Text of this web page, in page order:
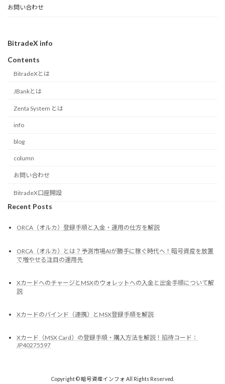
お問い合わせ
BitradeX info
Contents
BitradeXとは
JBankとは
Zenta System とは
info
blog
column
お問い合わせ
BitradeX口座開設
Recent Posts
ORCA（オルカ）登録手順と入金・運用の仕方を解説
ORCA（オルカ）とは？予測市場AIが勝手に稼ぐ時代へ！暗号資産を放置
で増やせる注目の運用先
XカードへのチャージとMSXのウォレットへの入金と出金手順について解
説
Xカードのバインド（連携）とMSX登録手順を解説
Xカード（MSX Card）の登録手順・購入方法を解説！招待コード：
JP40275597
Copyright © 暗号資産インフォ All Rights Reserved.